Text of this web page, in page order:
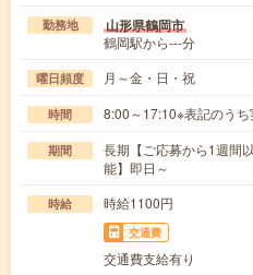
勤務地 山形県鶴岡市
鶴岡駅から---分
曜日頻度 月～金・日・祝
時間 8:00～17:10※表記のうち
期間
長期【ご応募から1週間
能】即日～
時給 時給1100円
交通費
交通費支給有り